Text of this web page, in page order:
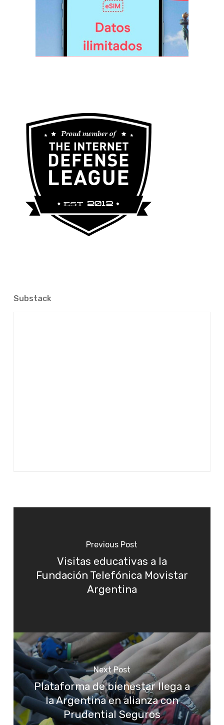
Substack
Previous Post
Visitas educativas a la
Fundación Telefónica Movistar
Argentina
Next Post
Plataforma de bienestar llega a
la Argentina en alianza con
Prudential Seguros